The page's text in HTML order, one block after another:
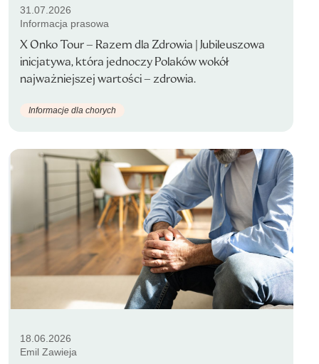
31.07.2026
Informacja prasowa
X Onko Tour – Razem dla Zdrowia | Jubileuszowa
inicjatywa, która jednoczy Polaków wokół
najważniejszej wartości – zdrowia.
Informacje dla chorych
18.06.2026
Emil Zawieja